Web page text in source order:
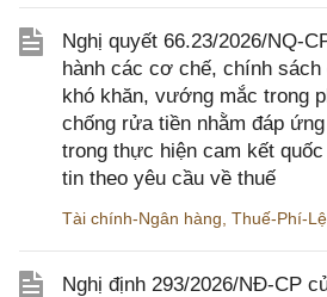
Nghị quyết 66.23/2026/NQ-
hành các cơ chế, chính
khó khăn, vướng mắc trong
chống rửa tiền nhằm đáp
trong thực hiện cam kết
tin theo yêu cầu về thuế
Tài chính-Ngân hàng Thuế-Phí-
Nghị định 293/2026/NĐ-CP